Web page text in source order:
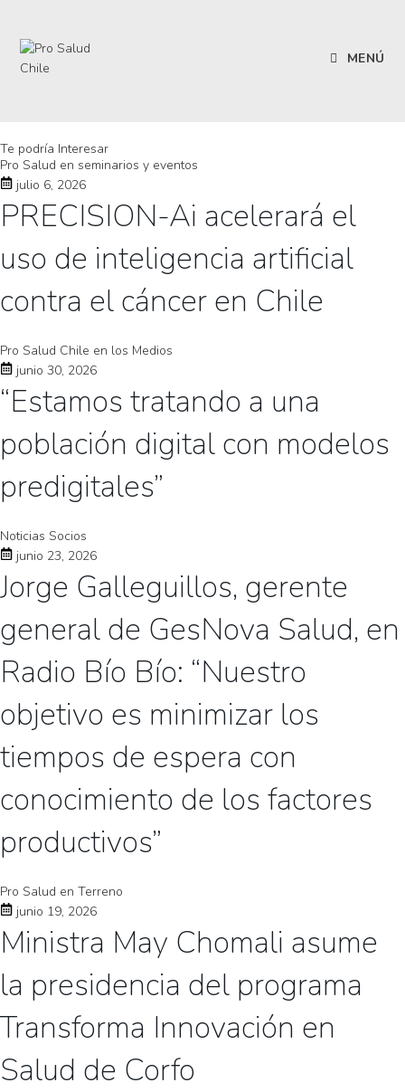
MENÚ
Te podría Interesar
Pro Salud en seminarios y eventos
julio 6, 2026
PRECISION-Ai acelerará el
uso de inteligencia artificial
contra el cáncer en Chile
Pro Salud Chile en los Medios
junio 30, 2026
“Estamos tratando a una
población digital con modelos
predigitales”
Noticias Socios
junio 23, 2026
Jorge Galleguillos, gerente
general de GesNova Salud, en
Radio Bío Bío: “Nuestro
objetivo es minimizar los
tiempos de espera con
conocimiento de los factores
productivos”
Pro Salud en Terreno
junio 19, 2026
Ministra May Chomali asume
la presidencia del programa
Transforma Innovación en
Salud de Corfo